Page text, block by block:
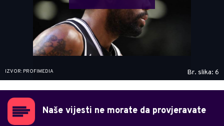
IZVOR: PROFIMEDIA Br. slika: 6
Naše vijesti ne morate da provjeravate